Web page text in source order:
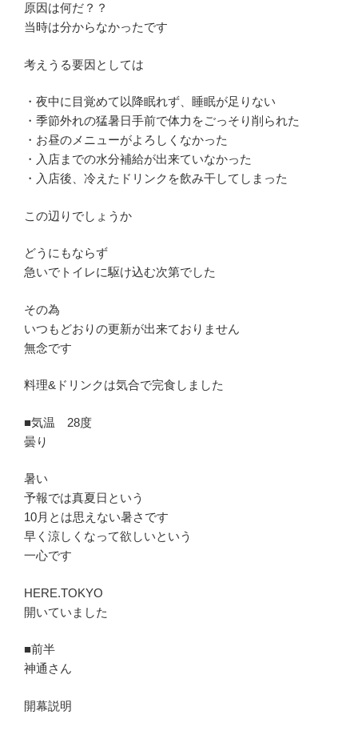
原因は何だ？？
当時は分からなかったです
考えうる要因としては
・夜中に目覚めて以降眠れず、睡眠が足りない
・季節外れの猛暑日手前で体力をごっそり削られた
・お昼のメニューがよろしくなかった
・入店までの水分補給が出来ていなかった
・入店後、冷えたドリンクを飲み干してしまった
この辺りでしょうか
どうにもならず
急いでトイレに駆け込む次第でした
その為
いつもどおりの更新が出来ておりません
無念です
料理&ドリンクは気合で完食しました
■気温 28度
曇り
暑い
予報では真夏日という
10月とは思えない暑さです
早く涼しくなって欲しいという
一心です
HERE.TOKYO
開いていました
■前半
神通さん
開幕説明